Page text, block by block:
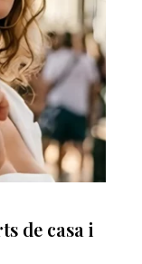
de casa i